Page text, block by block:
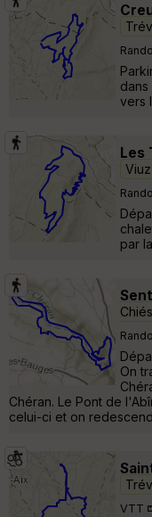
vers
Les
par
On
Chéran. Le Pont de
celui-ci et on
VTT